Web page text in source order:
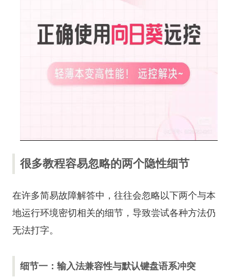
很多教程容易忽略的两个隐性细节
在许多简易故障解答中，往往会忽略以下两个与本
地运行环境密切相关的细节，导致尝试各种方法仍
无法打字。
细节一：输入法兼容性与默认键盘语系冲突